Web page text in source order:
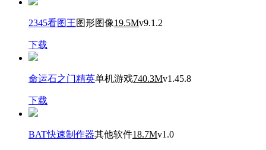
2345看图王图形图像19.5Mv9.1.2
下载
命运石之门精英单机游戏740.3Mv1.45.8
下载
BAT快速制作器其他软件18.7Mv1.0